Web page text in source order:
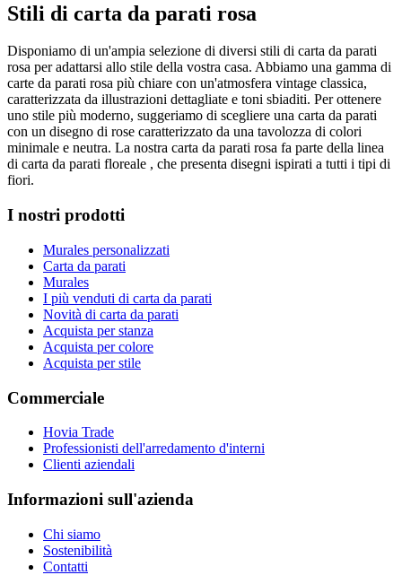
Stili di carta da parati rosa
Disponiamo di un'ampia selezione di diversi stili di carta da parati
rosa per adattarsi allo stile della vostra casa. Abbiamo una gamma di
carte da parati rosa più chiare con un'atmosfera vintage classica,
caratterizzata da illustrazioni dettagliate e toni sbiaditi. Per ottenere
uno stile più moderno, suggeriamo di scegliere una carta da parati
con un disegno di rose caratterizzato da una tavolozza di colori
minimale e neutra. La nostra carta da parati rosa fa parte della linea
di carta da parati floreale , che presenta disegni ispirati a tutti i tipi di
fiori.
I nostri prodotti
Murales personalizzati
Carta da parati
Murales
I più venduti di carta da parati
Novità di carta da parati
Acquista per stanza
Acquista per colore
Acquista per stile
Commerciale
Hovia Trade
Professionisti dell'arredamento d'interni
Clienti aziendali
Informazioni sull'azienda
Chi siamo
Sostenibilità
Contatti